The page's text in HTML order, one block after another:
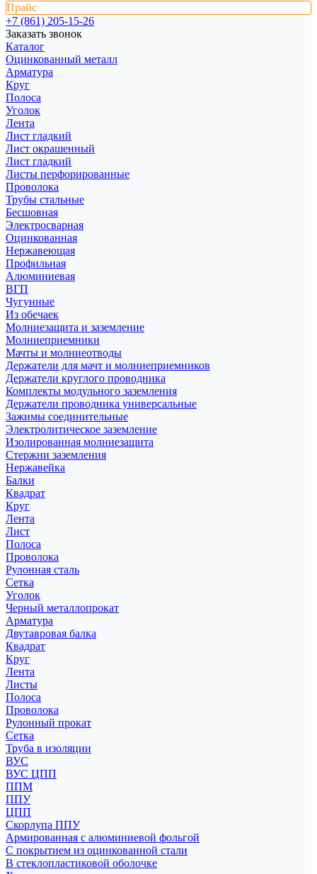
Прайс
+7 (861) 205-15-26
Заказать звонок
Каталог
Оцинкованный металл
Арматура
Круг
Полоса
Уголок
Лента
Лист гладкий
Лист окрашенный
Лист гладкий
Листы перфорированные
Проволока
Трубы стальные
Бесшовная
Электросварная
Оцинкованная
Нержавеющая
Профильная
Алюминиевая
ВГП
Чугунные
Из обечаек
Молниезащита и заземление
Молниеприемники
Мачты и молниеотводы
Держатели для мачт и молниеприемников
Держатели круглого проводника
Комплекты модульного заземления
Держатели проводника универсальные
Зажимы соединительные
Электролитическое заземление
Изолированная молниезащита
Стержни заземления
Нержавейка
Балки
Квадрат
Круг
Лента
Лист
Полоса
Проволока
Рулонная сталь
Сетка
Уголок
Черный металлопрокат
Арматура
Двутавровая балка
Квадрат
Круг
Лента
Листы
Полоса
Проволока
Рулонный прокат
Сетка
Труба в изоляции
ВУС
ВУС ЦПП
ППМ
ППУ
ЦПП
Скорлупа ППУ
Армированная с алюминиевой фольгой
С покрытием из оцинкованной стали
В стеклопластиковой оболочке